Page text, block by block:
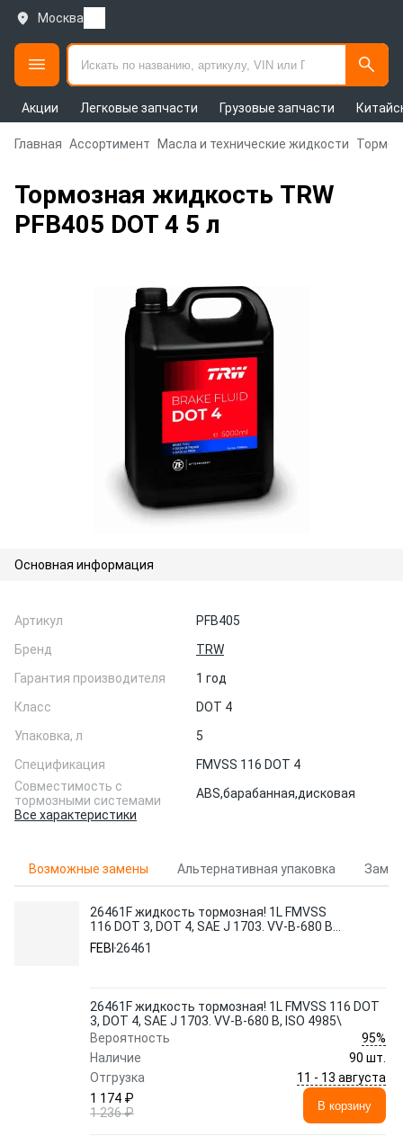
Москва
Акции Легковые запчасти Грузовые запчасти
Главная Ассортимент Масла и технические жидкости
Тормозная жидкость TRW
PFB405 DOT 4 5 л
Основная информация
Артикул
PFB405
Бренд
TRW
Гарантия производителя
1 год
Класс
DOT 4
Упаковка, л
5
Спецификация
FMVSS 116 DOT 4
Совместимость с
тормозными системами
ABS,барабанная,дисковая
Все характеристики
Возможные замены Альтернативная упаковка
26461F жидкость тормозная! 1L FMVSS
116 DOT 3, DOT 4, SAE J 1703. VV-B-680 B,
ISO 4985\
FEBI 26461
26461F жидкость тормозная! 1L FMVSS 116 DOT
3, DOT 4, SAE J 1703. VV-B-680 B, ISO 4985\
Вероятность
95%
Наличие
90 шт.
Отгрузка
11 - 13 августа
1 174 ₽
1 236 ₽
В корзину